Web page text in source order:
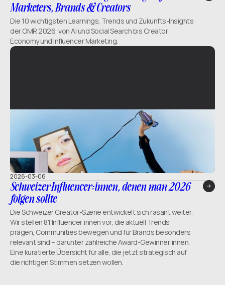
Marketers, Brands & Creators
Die 10 wichtigsten Learnings, Trends und Zukunfts-Insights
der OMR 2026, von AI und Social Search bis Creator
Economy und Influencer Marketing.
2026-03-06
Schweizer Influencer:innen, denen man 2026
folgen sollte
Die Schweizer Creator-Szene entwickelt sich rasant weiter.
Wir stellen 81 Influencer:innen vor, die aktuell Trends
prägen, Communities bewegen und für Brands besonders
relevant sind – darunter zahlreiche Award-Gewinner:innen.
Eine kuratierte Übersicht für alle, die jetzt strategisch auf
die richtigen Stimmen setzen wollen.